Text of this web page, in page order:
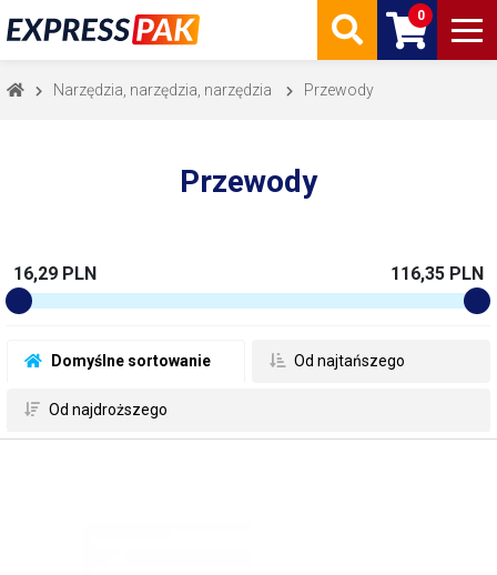
0
Narzędzia, narzędzia, narzędzia Przewody
Przewody
Domyślne sortowanie Od najtańszego
Od najdroższego
16,29 PLN 116,35 PLN